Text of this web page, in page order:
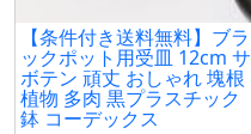
【条件付き送料無料】ブラ
ックポット用受皿 12cm サ
ボテン 頑丈 おしゃれ 塊根
植物 多肉 黒プラスチック
鉢 コーデックス